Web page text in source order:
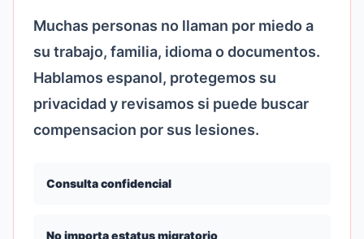
Muchas personas no llaman por miedo a
su trabajo, familia, idioma o documentos.
Hablamos espanol, protegemos su
privacidad y revisamos si puede buscar
compensacion por sus lesiones.
Consulta confidencial
No importa estatus migratorio